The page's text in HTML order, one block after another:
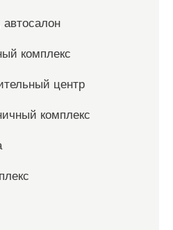
комплекс
центр
комплекс